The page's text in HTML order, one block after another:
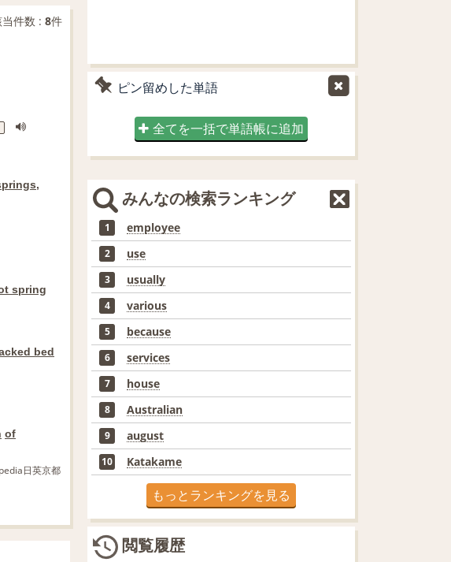
件数 : 8件
,
spring
bed
of
日英京都
ピン留めした単語
全てを一括で単語帳に追加
みんなの検索ランキング
1 employee
2 use
3 usually
4 various
5 because
6 services
7 house
8 Australian
9 august
10 Katakame
もっとランキングを見る
閲覧履歴